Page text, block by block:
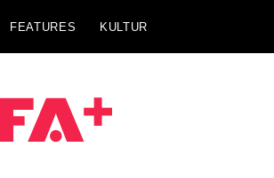
FEATURES KULTUR